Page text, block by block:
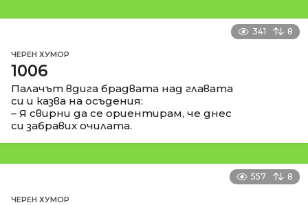
341 8
ЧЕРЕН ХУМОР
1006
Палачът вдига брадвата над главата
си и казва на осъдения:
– Я свирни да се ориентирам, че днес
си забравих очилата.
557 8
ЧЕРЕН ХУМОР